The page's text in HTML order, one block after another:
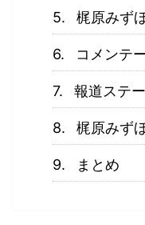
梶原みず
コメンテ
報道ステ
梶原みず
まとめ